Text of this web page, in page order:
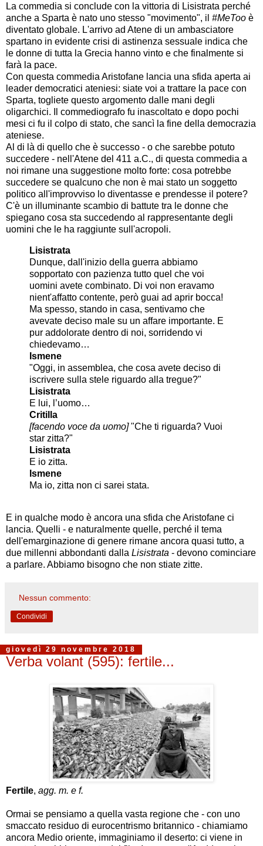
La commedia si conclude con la vittoria di Lisistrata perché
anche a Sparta è nato uno stesso "movimento", il #MeToo è
diventato globale. L'arrivo ad Atene di un ambasciatore
spartano in evidente crisi di astinenza sessuale indica che
le donne di tutta la Grecia hanno vinto e che finalmente si
farà la pace.
Con questa commedia Aristofane lancia una sfida aperta ai
leader democratici ateniesi: siate voi a trattare la pace con
Sparta, togliete questo argomento dalle mani degli
oligarchici. Il commediografo fu inascoltato e dopo pochi
mesi ci fu il colpo di stato, che sancì la fine della democrazia
ateniese.
Al di là di quello che è successo - o che sarebbe potuto
succedere - nell'Atene del 411 a.C., di questa commedia a
noi rimane una suggestione molto forte: cosa potrebbe
succedere se qualcuno che non è mai stato un soggetto
politico all'improvviso lo diventasse e prendesse il potere?
C'è un illuminante scambio di battute tra le donne che
spiegano cosa sta succedendo al rappresentante degli
uomini che le ha raggiunte sull'acropoli.
Lisistrata
Dunque, dall'inizio della guerra abbiamo
sopportato con pazienza tutto quel che voi
uomini avete combinato. Di voi non eravamo
nient'affatto contente, però guai ad aprir bocca!
Ma spesso, stando in casa, sentivamo che
avevate deciso male su un affare importante. E
pur addolorate dentro di noi, sorridendo vi
chiedevamo…
Ismene
"Oggi, in assemblea, che cosa avete deciso di
iscrivere sulla stele riguardo alla tregue?"
Lisistrata
E lui, l’uomo…
Critilla
[facendo voce da uomo]"Che ti riguarda? Vuoi
star zitta?"
Lisistrata
E io zitta.
Ismene
Ma io, zitta non ci sarei stata.
E in qualche modo è ancora una sfida che Aristofane ci
lancia. Quelli - e naturalmente quelle, perché il tema
dell'emarginazione di genere rimane ancora quasi tutto, a
due millenni abbondanti dalla Lisistrata - devono cominciare
a parlare. Abbiamo bisogno che non stiate zitte.
Nessun commento:
Condividi
giovedì 29 novembre 2018
Verba volant (595): fertile...
Fertile, agg. m. e f.
Ormai se pensiamo a quella vasta regione che - con uno
smaccato residuo di eurocentrismo britannico - chiamiamo
ancora Medio oriente, immaginiamo il deserto: ci viene in